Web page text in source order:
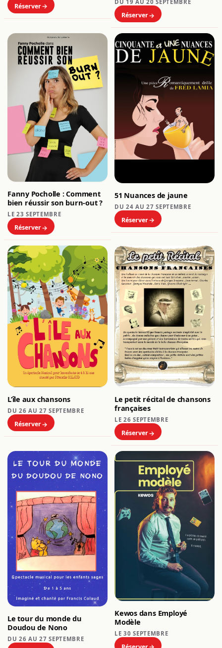
Réserver
DU 19 AU 20 SEPTEMBRE
Réserver
Fanny Pocholle : Comment
bien réussir son burn-out ?
LE 23 SEPTEMBRE
Réserver
51 Nuances de jaune
DU 24 AU 27 SEPTEMBRE
Réserver
L’île aux chansons
DU 26 AU 27 SEPTEMBRE
Réserver
Le petit récital de chansons
françaises
LE 26 SEPTEMBRE
Réserver
Le tour du monde du
Doudou de Nono
DU 26 AU 27 SEPTEMBRE
Kewos dans Employé
Modèle
LE 30 SEPTEMBRE